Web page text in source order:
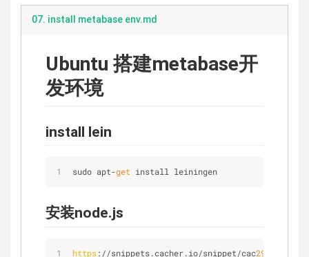
07. install metabase env.md
Ubuntu 搭建metabase开
发环境
install lein
sudo apt-get install leiningen
安装node.js
https://snippets.cacher.io/snippet/cac29